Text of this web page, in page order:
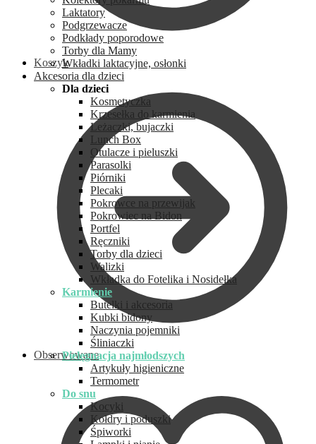
Koszyk
Obserwowane
Laktatory
Podgrzewacze
Podkłady poporodowe
Torby dla Mamy
Wkładki laktacyjne, osłonki
Akcesoria dla dzieci
Dla dzieci
Kosmetyczka
Krzesełka do karmienia
Leżaczki, bujaczki
Lunch Box
Otulacze i pieluszki
Parasolki
Piórniki
Plecaki
Pokrowce na przewijak
Pokrowiec na Bidon
Portfel
Ręczniki
Torby dla dzieci
Walizki
Wkładka do Fotelika i Nosidełka
Karmienie
Butelki i akcesoria
Kubki bidony
Naczynia pojemniki
Śliniaczki
Pielęgnacja najmłodszych
Artykuły higieniczne
Termometr
Do snu
Kocyki
Kołdry i poduszki
Śpiworki